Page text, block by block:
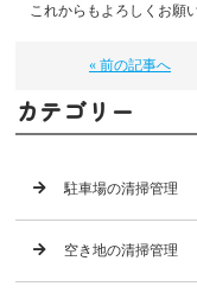
これからもよろしくお願い
« 前の記事へ
カテゴリー
駐車場の清掃管理
空き地の清掃管理